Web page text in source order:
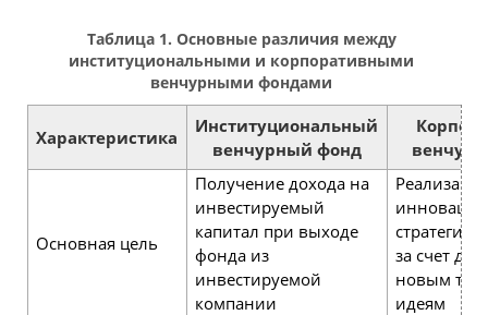
Таблица 1. Основные различия между
институциональными и корпоративными
венчурными фондами
Характеристика
Институциональный
венчурный фонд
Основная цель
Получение дохода на
инвестируемый
капитал при выходе
фонда из
инвестируемой
компании
Реализация
стратегии
за счет
новым
идеям